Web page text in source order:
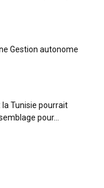
Gestion autonome
la Tunisie pourrait
pour...